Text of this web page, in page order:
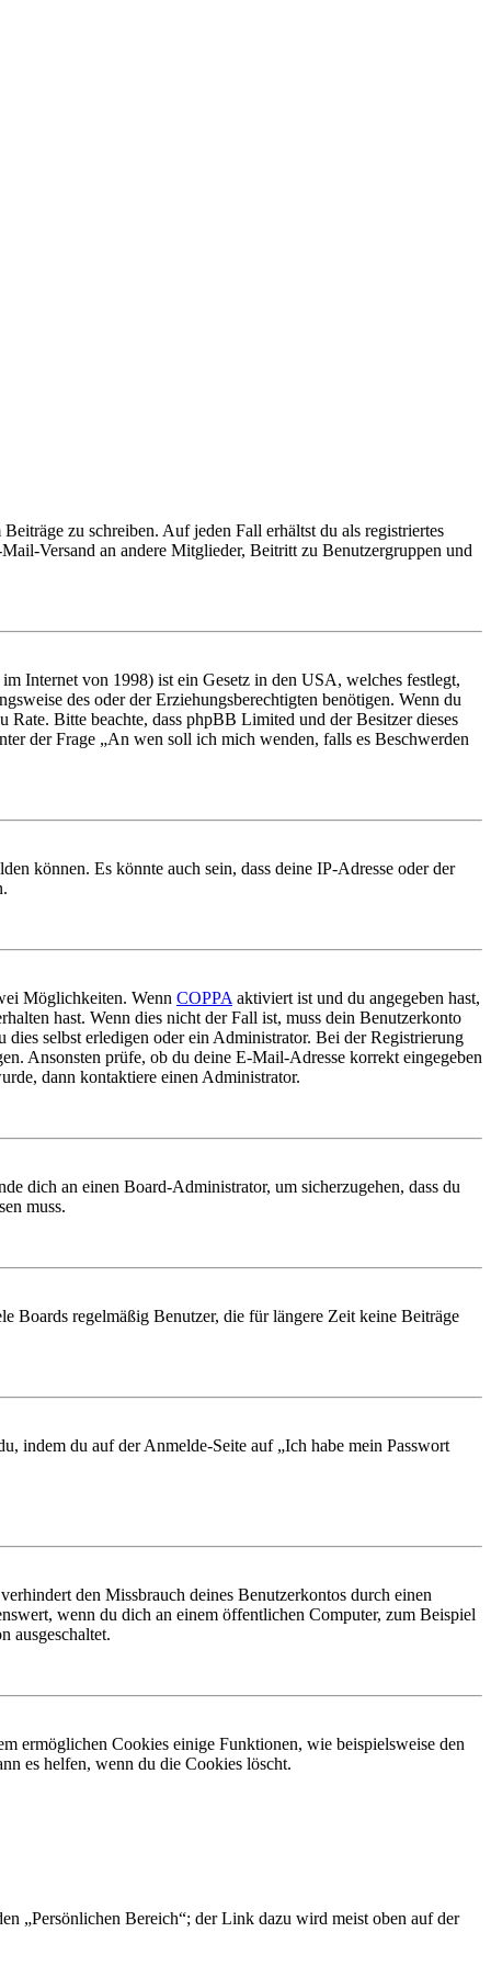
zu schreiben. Auf jeden Fall erhältst du als registriertes
Versand an andere Mitglieder, Beitritt zu Benutzergruppen und
Internet von 1998) ist ein Gesetz in den USA, welches festlegt,
des oder der Erziehungsberechtigten benötigen. Wenn du
Bitte beachte, dass phpBB Limited und der Besitzer dieses
der Frage „An wen soll ich mich wenden, falls es Beschwerden
können. Es könnte auch sein, dass deine IP-Adresse oder der
Möglichkeiten. Wenn COPPA aktiviert ist und du angegeben hast,
hast. Wenn dies nicht der Fall ist, muss dein Benutzerkonto
selbst erledigen oder ein Administrator. Bei der Registrierung
Ansonsten prüfe, ob du deine E-Mail-Adresse korrekt eingegeben
dann kontaktiere einen Administrator.
dich an einen Board-Administrator, um sicherzugehen, dass du
muss.
Boards regelmäßig Benutzer, die für längere Zeit keine Beiträge
indem du auf der Anmelde-Seite auf „Ich habe mein Passwort
den Missbrauch deines Benutzerkontos durch einen
wenn du dich an einem öffentlichen Computer, zum Beispiel
ausgeschaltet.
ermöglichen Cookies einige Funktionen, wie beispielsweise den
es helfen, wenn du die Cookies löscht.
„Persönlichen Bereich“; der Link dazu wird meist oben auf der